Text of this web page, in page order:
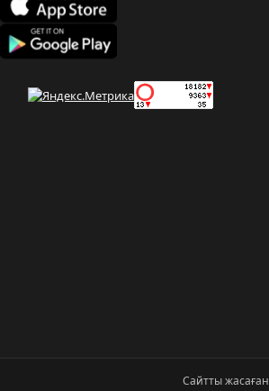
Сайтты жасаған